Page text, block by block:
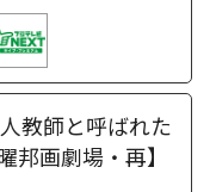
教師と呼ばれた
画劇場・再】